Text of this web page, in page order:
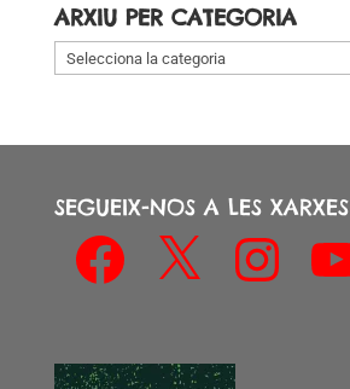
ARXIU PER CATEGORIA
Arxiu
per
SEGUEIX-NOS A LES XARXES
Facebook Instagram